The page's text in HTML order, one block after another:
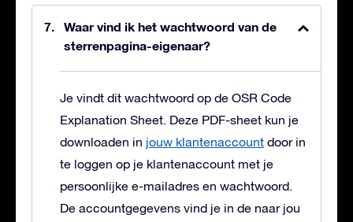
Waar vind ik het wachtwoord van de
sterrenpagina-eigenaar?
Je vindt dit wachtwoord op de OSR Code
Explanation Sheet. Deze PDF-sheet kun je
downloaden in jouw klantenaccount door in
te loggen op je klantenaccount met je
persoonlijke e-mailadres en wachtwoord.
De accountgegevens vind je in de naar jou